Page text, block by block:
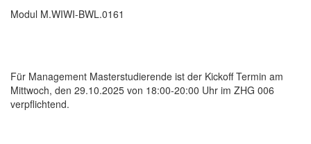
Modul M.WIWI-BWL.0161
Für Management Masterstudierende ist der Kickoff Termin am
Mittwoch, den 29.10.2025 von 18:00-20:00 Uhr im ZHG 006
verpflichtend.